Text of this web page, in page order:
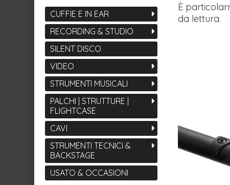
È
da lettura.
CUFFIE E IN EAR
RECORDING & STUDIO
SILENT DISCO
VIDEO
STRUMENTI MUSICALI
PALCHI | STRUTTURE |
FLIGHTCASE
CAVI
STRUMENTI TECNICI &
BACKSTAGE
USATO & OCCASIONI